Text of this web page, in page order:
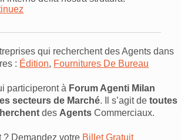
qui recherchent des Agents dans
: Édition, Fournitures De Bureau
participeront à Forum Agenti Milan
les secteurs de Marché. Il s’agit detoutes
des Agents Commerciaux.
? Demandez votre Billet Gratuit